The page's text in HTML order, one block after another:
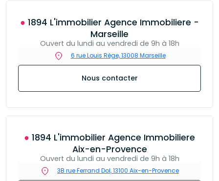
● 1894 L'immobilier Agence Immobiliere -
Marseille
Ouvert du lundi au vendredi de 9h à 18h
6 rue Louis Rège, 13008 Marseille
Nous contacter
● 1894 L'immobilier Agence Immobiliere
Aix-en-Provence
Ouvert du lundi au vendredi de 9h à 18h
3B rue Ferrand Dol, 13100 Aix-en-Provence